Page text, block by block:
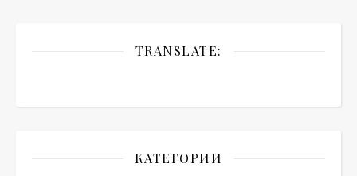
TRANSLATE:
КАТЕГОРИИ